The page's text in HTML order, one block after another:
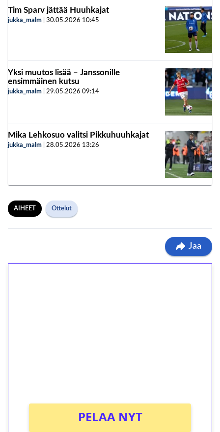
Tim Sparv jättää Huuhkajat
jukka_malm 30.05.2026 10:45
Yksi muutos lisää – Janssonille
ensimmäinen kutsu
jukka_malm 29.05.2026 09:14
Mika Lehkosuo valitsi Pikkuhuuhkajat
jukka_malm 28.05.2026 13:26
AIHEET Ottelut
Jaa
PELAA NYT